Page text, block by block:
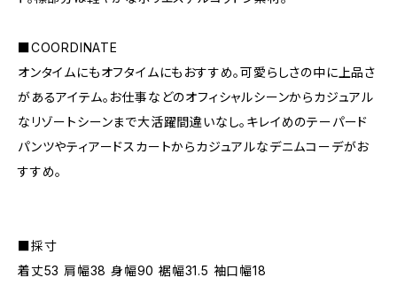
■COORDINATE
オンタイムにもオフタイムにもおすすめ。可愛らしさの中に上品さ
があるアイテム。お仕事などのオフィシャルシーンからカジュアル
なリゾートシーンまで大活躍間違いなし。キレイめのテーパード
パンツやティアードスカートからカジュアルなデニムコーデがお
すすめ。
■採寸
着丈53 肩幅38 身幅90 裾幅31.5 袖口幅18